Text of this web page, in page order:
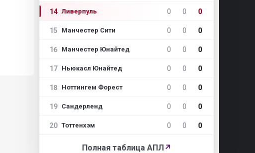
14 Ливерпуль 0 0 0
15 Манчестер Сити 0 0 0
16 Манчестер Юнайтед 0 0 0
17 Ньюкасл Юнайтед 0 0 0
18 Ноттингем Форест 0 0 0
19 Сандерленд 0 0 0
20 Тоттенхэм 0 0 0
Полная таблица АПЛ ↗